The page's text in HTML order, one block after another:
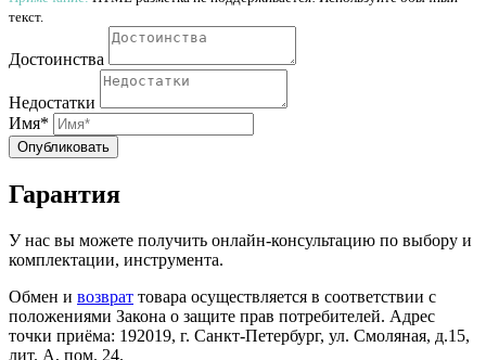
текст.
Достоинства
Недостатки
Имя*
Опубликовать
Гарантия
У нас вы можете получить онлайн-консультацию по выбору и
комплектации, инструмента.
Обмен и возврат товара осуществляется в соответствии с
положениями Закона о защите прав потребителей. Адрес
точки приёма: 192019, г. Санкт-Петербург, ул. Смоляная, д.15,
лит. А, пом. 24.